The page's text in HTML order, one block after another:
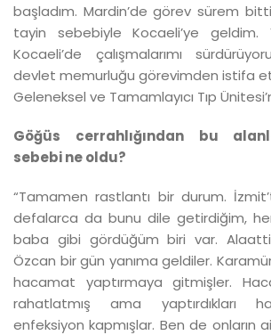
başladım. Mardin’de görev sürem
tayin sebebiyle Kocaeli’ye geldim.
Kocaeli’de çalışmalarımı
devlet memurluğu görevimden istifa
Geleneksel ve Tamamlayıcı Tıp
Göğüs cerrahlığından bu
sebebi ne oldu?
“Tamamen rastlantı bir durum.
defalarca da bunu dile getirdiğim,
baba gibi gördüğüm biri var.
Özcan bir gün yanıma geldiler.
hacamat yaptırmaya gitmişler.
rahatlatmış ama yaptırdıkları
enfeksiyon kapmışlar. Ben de onların